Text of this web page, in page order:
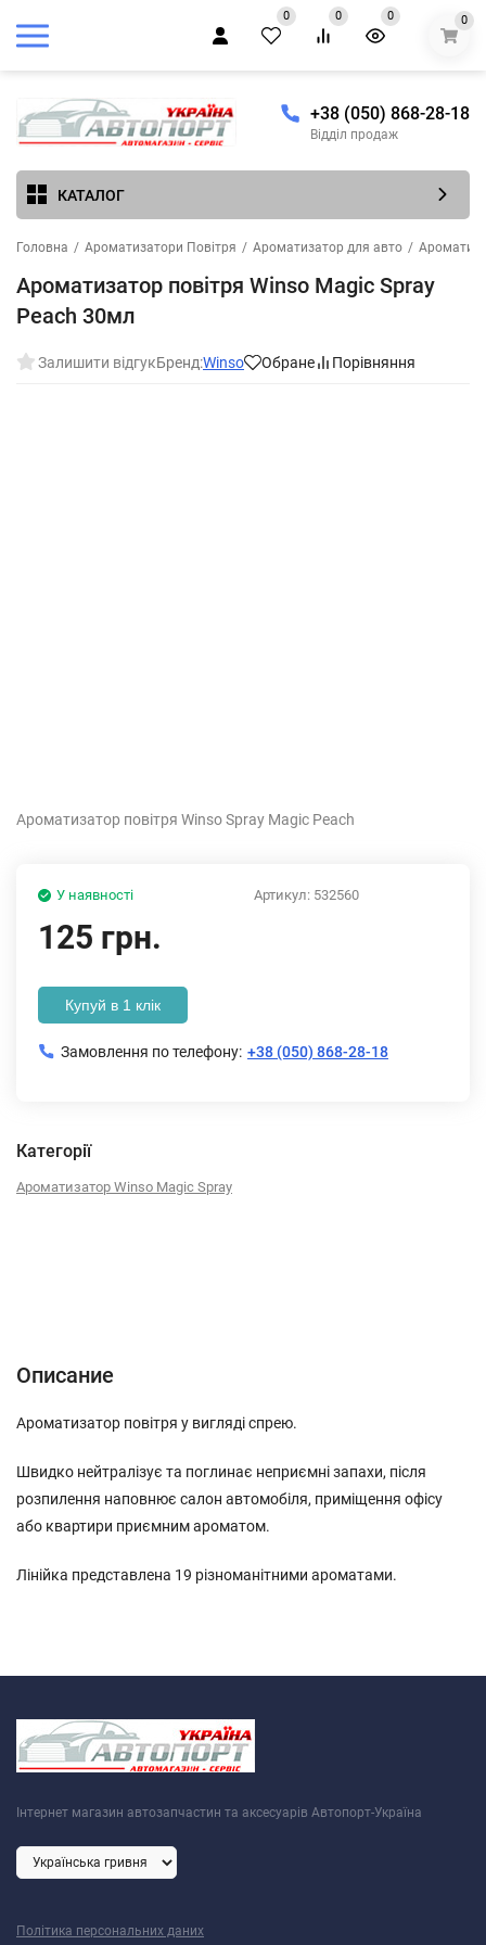
0 0 0 0
+38 (050) 868-28-18
Відділ продаж
КАТАЛОГ
Головна / Ароматизатори Повітря / Ароматизатор для авто /
Ароматизатор повітря Winso Magic Spray
Peach 30мл
Залишити відгукБренд:Winso Обране Порівняння
Ароматизатор повітря Winso Spray Magic Peach
Артикул: 532560
У наявності
125 грн.
Купуй в 1 клік
Замовлення по телефону: +38 (050) 868-28-18
Категорії
Ароматизатор Winso Magic Spray
Описание
Ароматизатор повітря у вигляді спрею.
Швидко нейтралізує та поглинає неприємні запахи, після
розпилення наповнює салон автомобіля, приміщення офісу
або квартири приємним ароматом.
Лінійка представлена 19 різноманітними ароматами.
Інтернет магазин автозапчастин та аксесуарів Автопорт-Україна
Політика персональних даних